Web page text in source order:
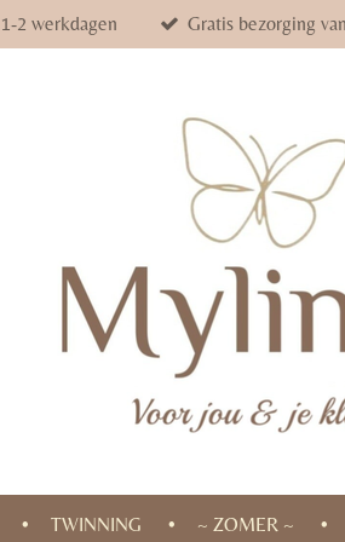
2 werkdagen Gratis bezorging
TWINNING ~ ZOMER ~